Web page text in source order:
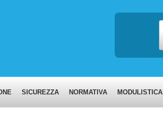
SICUREZZA NORMATIVA MODULISTICA